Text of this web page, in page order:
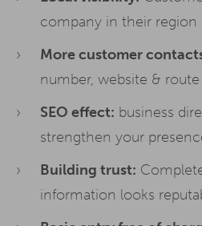
company in their region
More customer
number, website & route
SEO effect: business
strengthen your
Building trust:
information looks